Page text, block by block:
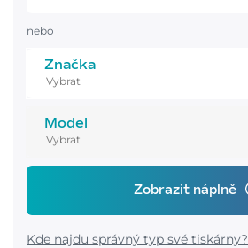
nebo
Značka
Model
Zobrazit náplně
Kde najdu správný typ své tiskárny?